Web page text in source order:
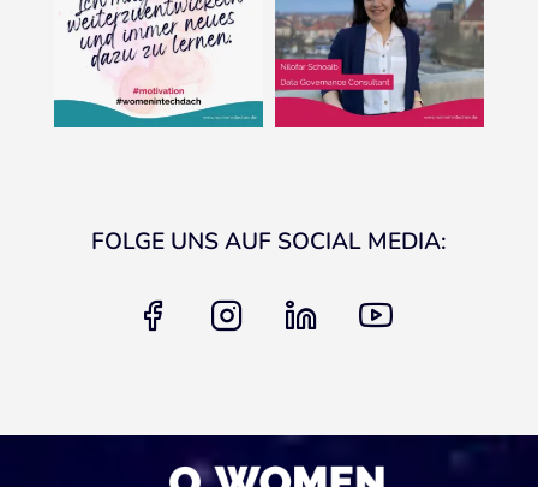
FOLGE UNS AUF SOCIAL MEDIA:
facebook instagram